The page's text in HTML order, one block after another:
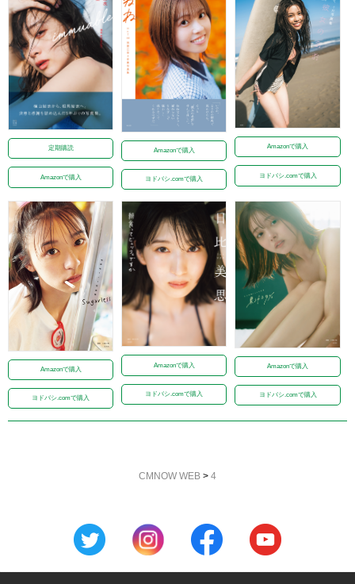
定期購読
Amazonで購入
Amazonで購入
ヨドバシ.comで購入
Amazonで購入
ヨドバシ.comで購入
Amazonで購入
ヨドバシ.comで購入
Amazonで購入
ヨドバシ.comで購入
Amazonで購入
ヨドバシ.comで購入
CMNOW WEB > 4